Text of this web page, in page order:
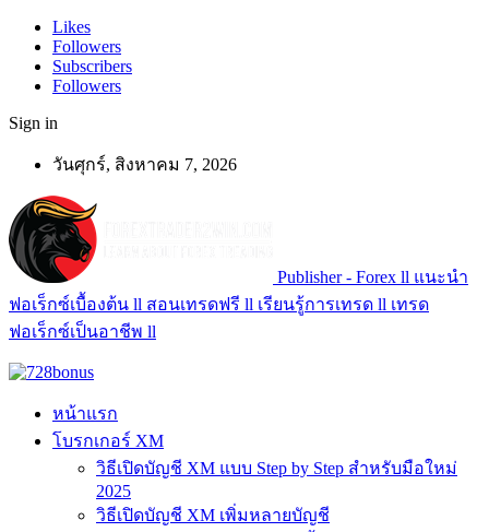
Likes
Followers
Subscribers
Followers
Sign in
วันศุกร์, สิงหาคม 7, 2026
Publisher - Forex ll แนะนำ
ฟอเร็กซ์เบื้องต้น ll สอนเทรดฟรี ll เรียนรู้การเทรด ll เทรด
ฟอเร็กซ์เป็นอาชีพ ll
หน้าแรก
โบรกเกอร์ XM
วิธีเปิดบัญชี XM แบบ Step by Step สำหรับมือใหม่
2025
วิธีเปิดบัญชี XM เพิ่มหลายบัญชี